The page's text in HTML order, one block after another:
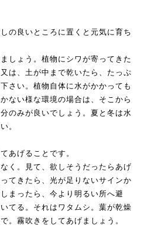
の良いところに置くと元気に育ち
しょう。植物にシワが寄ってきた
は、土が中まで乾いたら、たっぷ
さい。植物自体に水がかかっても
ない様な環境の場合は、そこから
のみが良いでしょう。夏と冬は水
。
あげることです。
く。見て、欲しそうだったらあげ
てきたら、光が足りないサインか
まったら、今より明るい所へ避
てる。それはワタムシ。葉が乾燥
。霧吹きをしてあげましょう。